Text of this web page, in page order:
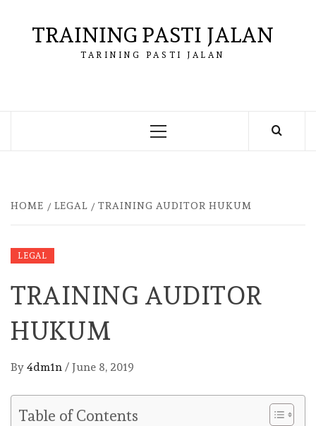
contentTRAINING PASTI JALAN
TARINING PASTI JALAN
Primary
HOME LEGAL TRAINING AUDITOR HUKUM
LEGAL
TRAINING AUDITOR
HUKUM
By 4dm1n / June 8, 2019
Table of Contents